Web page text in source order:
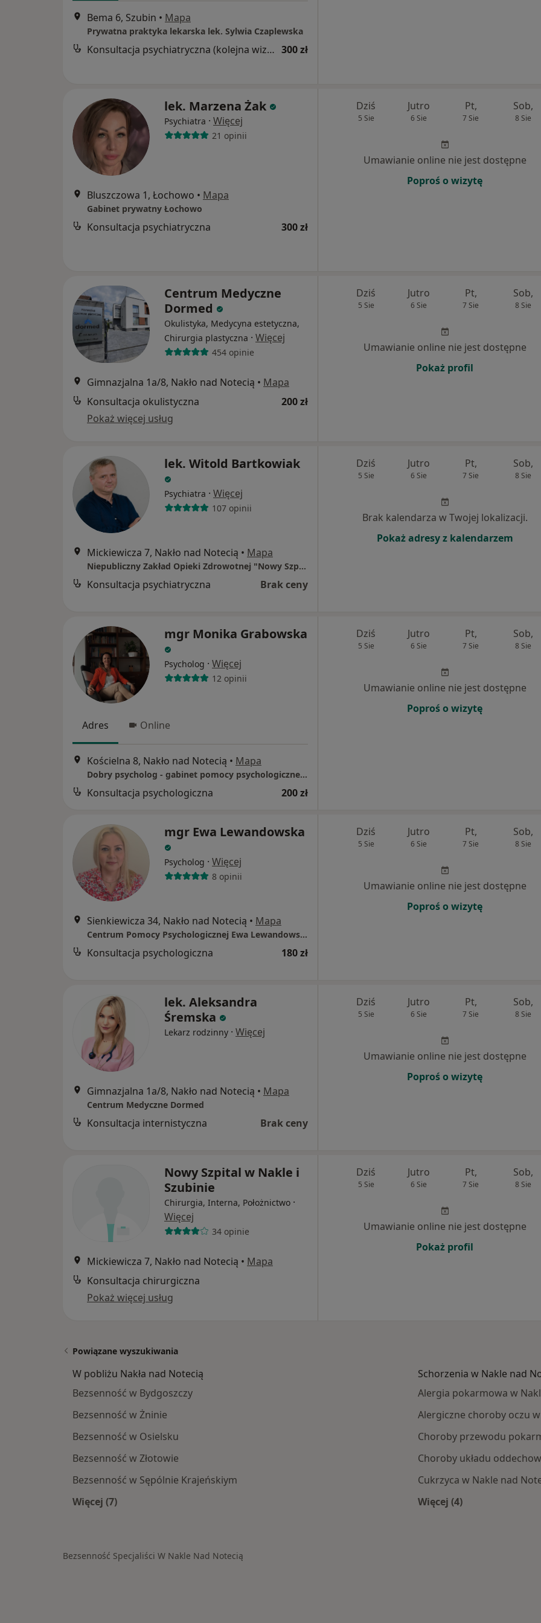
Bema 6, Szubin • Mapa
Prywatna praktyka lekarska lek. Sylwia Czaplewska
Konsultacja psychiatryczna (kolejna wizyta) 300 zł
lek. Marzena Żak
Psychiatra · Więcej
21 opinii
Bluszczowa 1, Łochowo • Mapa
Gabinet prywatny Łochowo
Konsultacja psychiatryczna 300 zł
Dziś
5 Sie
Jutro
6 Sie
Pt,
7 Sie
Sob,
8 Sie
Umawianie online nie jest dostępne
Poproś o wizytę
Centrum Medyczne
Dormed
Okulistyka, Medycyna estetyczna,
Chirurgia plastyczna · Więcej
454 opinie
Gimnazjalna 1a/8, Nakło nad Notecią • Mapa
Konsultacja okulistyczna
200 zł
Pokaż więcej usług
Dziś
5 Sie
Jutro
6 Sie
Pt,
7 Sie
Sob,
8 Sie
Umawianie online nie jest dostępne
Pokaż profil
lek. Witold Bartkowiak
Psychiatra · Więcej
107 opinii
Mickiewicza 7, Nakło nad Notecią • Mapa
Niepubliczny Zakład Opieki Zdrowotnej "Nowy Szpital w Nakle i Szubinie "
Konsultacja psychiatryczna Brak ceny
Dziś
5 Sie
Jutro
6 Sie
Pt,
7 Sie
Sob,
8 Sie
Brak kalendarza w Twojej lokalizacji.
Pokaż adresy z kalendarzem
mgr Monika Grabowska
Psycholog · Więcej
12 opinii
Adres Online
Kościelna 8, Nakło nad Notecią • Mapa
Dobry psycholog - gabinet pomocy psychologicznej, seksuologicznej i terapii
Konsultacja psychologiczna 200 zł
Dziś
5 Sie
Jutro
6 Sie
Pt,
7 Sie
Sob,
8 Sie
Umawianie online nie jest dostępne
Poproś o wizytę
mgr Ewa Lewandowska
Psycholog · Więcej
8 opinii
Sienkiewicza 34, Nakło nad Notecią • Mapa
Centrum Pomocy Psychologicznej Ewa Lewandowska
Konsultacja psychologiczna 180 zł
Dziś
5 Sie
Jutro
6 Sie
Pt,
7 Sie
Sob,
8 Sie
Umawianie online nie jest dostępne
Poproś o wizytę
lek. Aleksandra
Śremska
Lekarz rodzinny · Więcej
Gimnazjalna 1a/8, Nakło nad Notecią • Mapa
Centrum Medyczne Dormed
Konsultacja internistyczna Brak ceny
Dziś
5 Sie
Jutro
6 Sie
Pt,
7 Sie
Sob,
8 Sie
Umawianie online nie jest dostępne
Poproś o wizytę
Nowy Szpital w Nakle i
Szubinie
Chirurgia, Interna, Położnictwo ·
Więcej
34 opinie
Mickiewicza 7, Nakło nad Notecią • Mapa
Konsultacja chirurgiczna
Pokaż więcej usług
Dziś
5 Sie
Jutro
6 Sie
Pt,
7 Sie
Sob,
8 Sie
Umawianie online nie jest dostępne
Pokaż profil
Powiązane wyszukiwania
W pobliżu Nakła nad Notecią
Bezsenność w Bydgoszczy
Bezsenność w Żninie
Bezsenność w Osielsku
Bezsenność w Złotowie
Bezsenność w Sępólnie Krajeńskiym
Więcej (7)
Schorzenia w Nakle nad
Alergia pokarmowa w
Alergiczne choroby oczu
Choroby przewodu
Choroby układu
Cukrzyca w Nakle nad
Więcej (4)
Bezsenność Specjaliści W Nakle Nad Notecią